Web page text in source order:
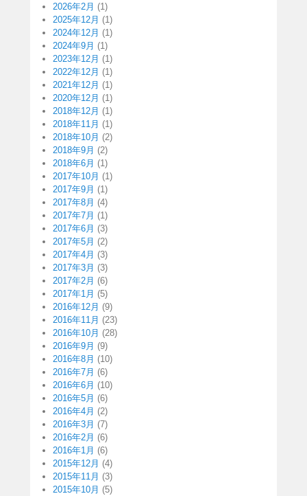
2026年2月 (1)
2025年12月 (1)
2024年12月 (1)
2024年9月 (1)
2023年12月 (1)
2022年12月 (1)
2021年12月 (1)
2020年12月 (1)
2018年12月 (1)
2018年11月 (1)
2018年10月 (2)
2018年9月 (2)
2018年6月 (1)
2017年10月 (1)
2017年9月 (1)
2017年8月 (4)
2017年7月 (1)
2017年6月 (3)
2017年5月 (2)
2017年4月 (3)
2017年3月 (3)
2017年2月 (6)
2017年1月 (5)
2016年12月 (9)
2016年11月 (23)
2016年10月 (28)
2016年9月 (9)
2016年8月 (10)
2016年7月 (6)
2016年6月 (10)
2016年5月 (6)
2016年4月 (2)
2016年3月 (7)
2016年2月 (6)
2016年1月 (6)
2015年12月 (4)
2015年11月 (3)
2015年10月 (5)